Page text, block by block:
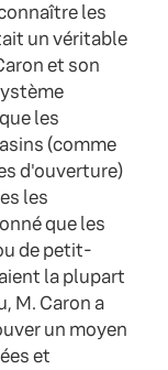
les
un véritable
et son
les
(comme
d'ouverture)
les
que les
de petit-
la plupart
M. Caron a
un moyen
et